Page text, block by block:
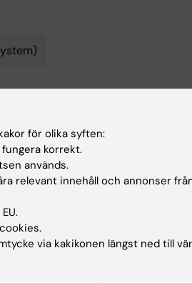
för olika syften:
korrekt.
används.
relevant innehåll och annonser
via kakikonen längst ned till